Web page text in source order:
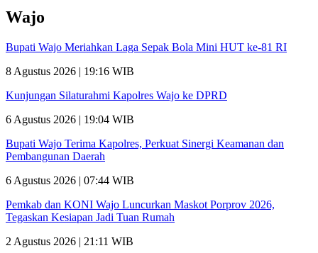
Wajo
Bupati Wajo Meriahkan Laga Sepak Bola Mini HUT ke-81 RI
8 Agustus 2026 | 19:16 WIB
Kunjungan Silaturahmi Kapolres Wajo ke DPRD
6 Agustus 2026 | 19:04 WIB
Bupati Wajo Terima Kapolres, Perkuat Sinergi Keamanan dan
Pembangunan Daerah
6 Agustus 2026 | 07:44 WIB
Pemkab dan KONI Wajo Luncurkan Maskot Porprov 2026,
Tegaskan Kesiapan Jadi Tuan Rumah
2 Agustus 2026 | 21:11 WIB